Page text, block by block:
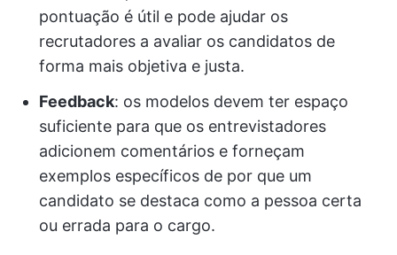
pontuação é útil e pode ajudar os
recrutadores a avaliar os candidatos de
forma mais objetiva e justa.
Feedback: os modelos devem ter espaço
suficiente para que os entrevistadores
adicionem comentários e forneçam
exemplos específicos de por que um
candidato se destaca como a pessoa certa
ou errada para o cargo.